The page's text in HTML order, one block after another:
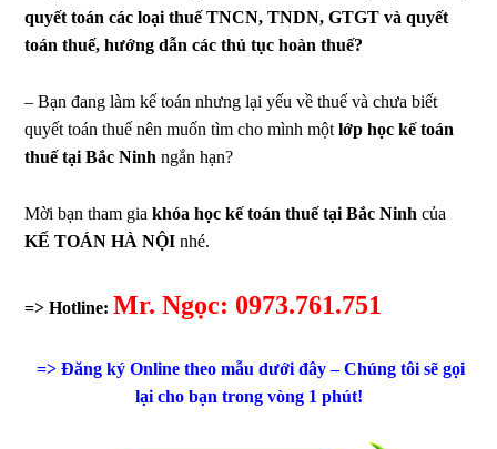
quyết toán các loại thuế TNCN, TNDN, GTGT và quyết
toán thuế, hướng dẫn các thủ tục hoàn thuế?
– Bạn đang làm kế toán nhưng lại yếu về thuế và chưa biết
quyết toán thuế nên muốn tìm cho mình mộtlớp học kế toán
thuế tại Bắc Ninh ngắn hạn?
Mời bạn tham giakhóa học kế toán thuế tại Bắc Ninh của
KẾ TOÁN HÀ NỘI nhé.
=> Hotline: Mr. Ngọc: 0973.761.751
=> Đăng ký Online theo mẫu dưới đây – Chúng tôi sẽ gọi
lại cho bạn trong vòng 1 phút!